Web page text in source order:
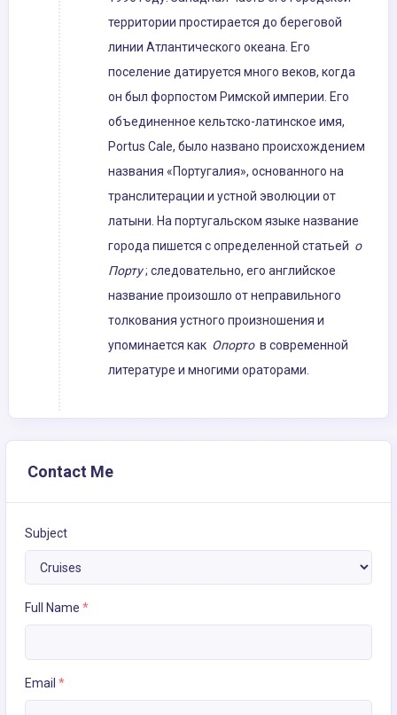
территории простирается до береговой
линии Атлантического океана. Его
поселение датируется много веков, когда
он был форпостом Римской империи. Его
объединенное кельтско-латинское имя,
Portus Cale, было названо происхождением
названия «Португалия», основанного на
транслитерации и устной эволюции от
латыни. На португальском языке название
города пишется с определенной статьей о
Порту; следовательно, его английское
название произошло от неправильного
толкования устного произношения и
упоминается как Опортов современной
литературе и многими ораторами.
Contact Me
Subject
Full Name *
Email *